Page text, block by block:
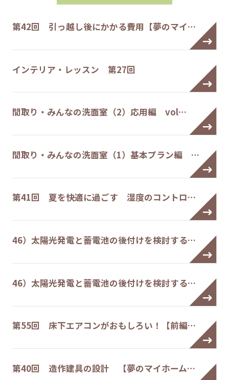
第42回 引っ越し後にかかる費用【夢のマイ…
インテリア・レッスン 第27回
間取り・みんなの洗面室（2）応用編 vol…
間取り・みんなの洗面室（1）基本プラン編 …
第41回 夏を快適に過ごす 湿度のコントロ…
46）太陽光発電と蓄電池の後付けを検討する…
46）太陽光発電と蓄電池の後付けを検討する…
第55回 床下エアコンがおもしろい！【前編…
第40回 造作建具の設計 【夢のマイホーム…